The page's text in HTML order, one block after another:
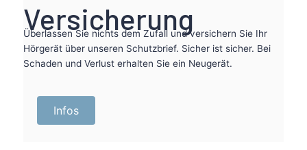
Versicherung
Überlassen Sie nichts dem Zufall und versichern Sie Ihr
Hörgerät über unseren Schutzbrief. Sicher ist sicher. Bei
Schaden und Verlust erhalten Sie ein Neugerät.
Infos